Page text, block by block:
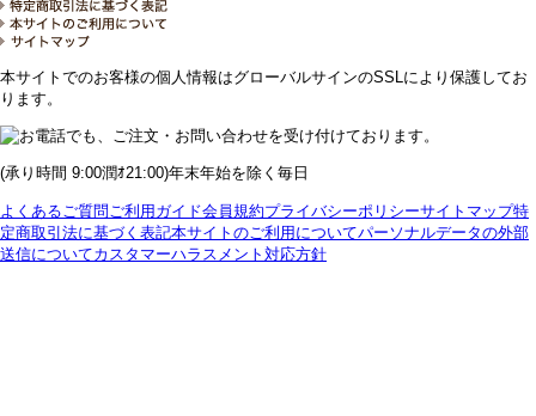
本サイトでのお客様の個人情報はグローバルサインのSSLにより保護してお
ります。
(承り時間 9:00潤ｵ21:00)年末年始を除く毎日
よくあるご質問 ご利用ガイド会員規約プライバシーポリシーサイトマップ特
定商取引法に基づく表記本サイトのご利用についてパーソナルデータの外部
送信についてカスタマーハラスメント対応方針